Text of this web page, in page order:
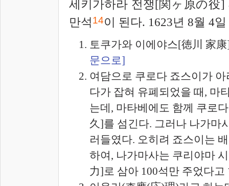
세키가하라 전쟁[関ヶ原の役
만석14이 된다. 1623년 8월 4
토쿠가와 이에야스[徳川 家
문으로]
여담으로 쿠로다 죠스이가
다가 잡혀 유폐되었을 때, 마
는데, 마타베에도 함께 쿠로
久]를 섬긴다. 그러나 나가마
러들였다. 오히려 죠스이는
하여, 나가마사는 쿠리야마
力]로 삼아 100석만 주었다